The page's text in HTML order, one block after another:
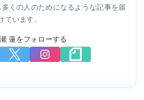
くの人のためになるような記事を届
います。
蓮をフォローする